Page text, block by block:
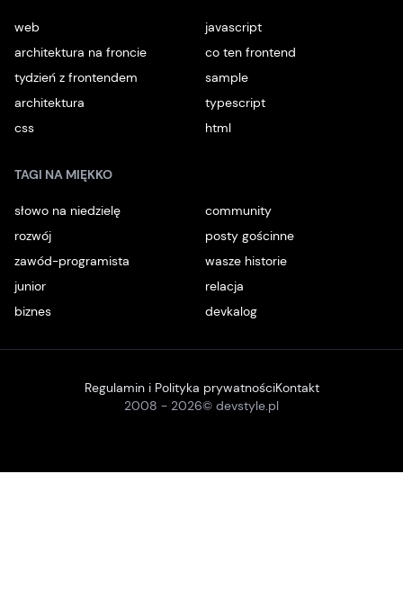
web
javascript
architektura na froncie
co ten frontend
tydzień z frontendem
sample
architektura
typescript
css
html
TAGI NA MIĘKKO
słowo na niedzielę
community
rozwój
posty gościnne
zawód-programista
wasze historie
junior
relacja
biznes
devkalog
2008 - 2026© devstyle.pl
Regulamin i Polityka prywatnościKontakt